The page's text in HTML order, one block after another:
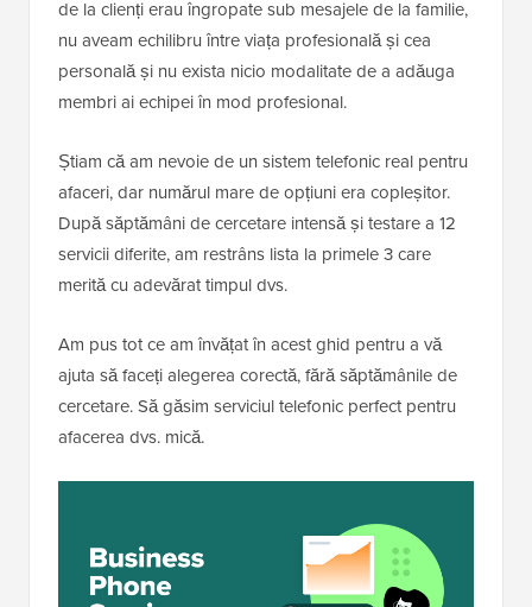
de la clienți erau îngropate sub mesajele de la familie,
nu aveam echilibru între viața profesională și cea
personală și nu exista nicio modalitate de a adăuga
membri ai echipei în mod profesional.
Știam că am nevoie de un sistem telefonic real pentru
afaceri, dar numărul mare de opțiuni era copleșitor.
După săptămâni de cercetare intensă și testare a 12
servicii diferite, am restrâns lista la primele 3 care
merită cu adevărat timpul dvs.
Am pus tot ce am învățat în acest ghid pentru a vă
ajuta să faceți alegerea corectă, fără săptămânile de
cercetare. Să găsim serviciul telefonic perfect pentru
afacerea dvs. mică.